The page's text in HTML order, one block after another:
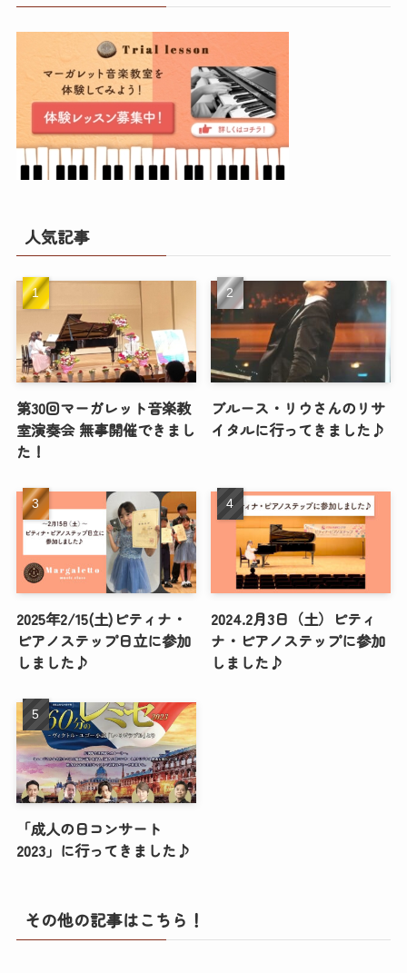
人気記事
第30回マーガレット音楽教
室演奏会 無事開催できまし
た！
ブルース・リウさんのリサ
イタルに行ってきました♪
2025年2/15(土)ピティナ・
ピアノステップ日立に参加
しました♪
2024.2月3日（土）ピティ
ナ・ピアノステップに参加
しました♪
「成人の日コンサート
2023」に行ってきました♪
その他の記事はこちら！